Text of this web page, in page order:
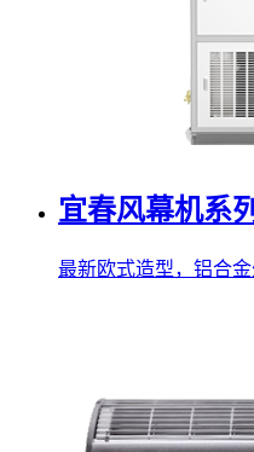
宜春风幕机系列
最新欧式造型，铝合